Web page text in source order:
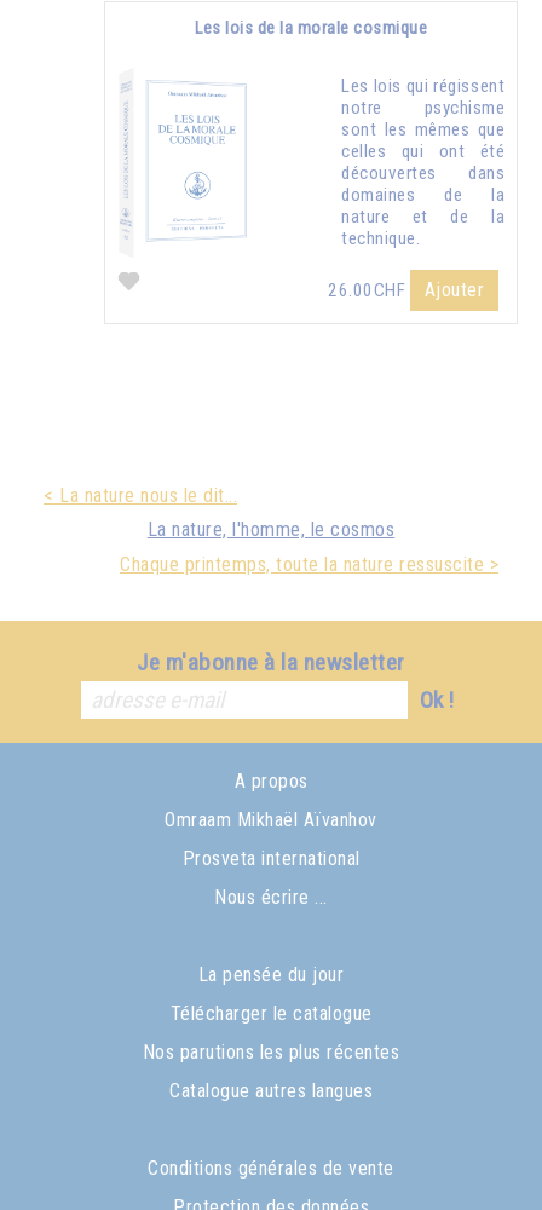
Les lois de la morale cosmique
Les lois qui régissent
notre psychisme
sont les mêmes que
celles qui ont été
découvertes dans
domaines de la
nature et de la
technique.
26.00CHF Ajouter
< La nature nous le dit...
La nature, l'homme, le cosmos
Chaque printemps, toute la nature ressuscite >
Je m'abonne à la newsletter
Ok !
A propos
Omraam Mikhaël Aïvanhov
Prosveta international
Nous écrire ...
La pensée du jour
Télécharger le catalogue
Nos parutions les plus récentes
Catalogue autres langues
Conditions générales de vente